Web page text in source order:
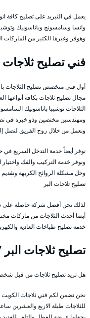
يعمل في التبريد على تصليح كافة
وانسا وسامسونج وباناسونيك
وهوفر وغيرها الكثير من الماركات
فني تصليح ثلاجات
أول فني متخصص تصليح الثلاجات
مجال تصليح ثلاجات بكافة أنواعها
الثلاجات توشيبا باناسونيك
ومهندسين مختصين وذو خبرة في
ونعمل من خلال روح الفريق لنصل
نوفر أيضاً خدمة التدخل السريع في
ونوفر خدمة التركيب والفك
وحل مشكلة الروائح الكريهة وتقديم
تصليح ثلاجات البر
لذلك نحن أفضل شركة حاصلة على
أيضا أحدث الثلاجات من ماركات
خدمة تصليح طباخات العادية
تصليح ثلاجات البر 24/7
هل تريد تصليح ثلاجات من قبل
نحن نضمن لكم فني ثلاجات الكويت
للثلاجات طيلة الاربع والعشرين